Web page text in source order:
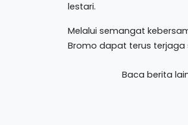
lestari.
Melalui semangat
Bromo dapat terus
Baca berita